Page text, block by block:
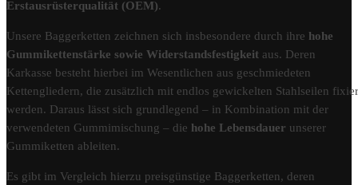
Erstausrüsterqualität (OEM).
Unsere Baggerketten zeichnen sich insbesondere durch ihre hohe
Gummikettenstärke sowie Widerstandsfestigkeit aus. Deren
Karkasse besteht hierbei im Wesentlichen aus geschmiedeten
Kettengliedern, die zusätzlich mit endlos gewickelten Stahlseilen
werden. Daraus lässt sich grundlegend – in Kombination mit der
verwendeten Gummimischung – die hohe Lebensdauer unserer
Gummiketten ableiten.
Es gibt im Vergleich hierzu preisgünstige Baggerketten, deren